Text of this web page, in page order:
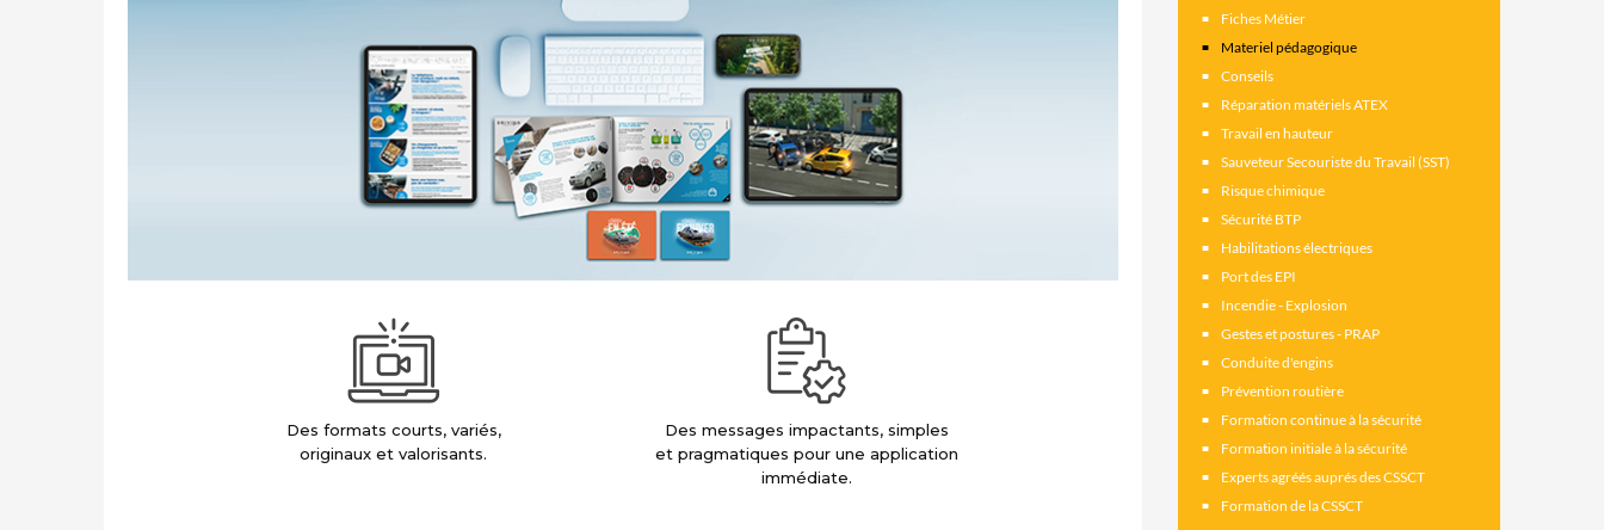
Des formats courts, variés,
originaux et valorisants.
Des messages impactants, simples
et pragmatiques pour une application
immédiate.
Fiches Métier
Materiel pédagogique
Conseils
Réparation matériels ATEX
Travail en hauteur
Sauveteur Secouriste du Travail (SST)
Risque chimique
Sécurité BTP
Habilitations électriques
Port des EPI
Incendie - Explosion
Gestes et postures - PRAP
Conduite d'engins
Prévention routière
Formation continue à la sécurité
Formation initiale à la sécurité
Experts agréés auprés des CSSCT
Formation de la CSSCT